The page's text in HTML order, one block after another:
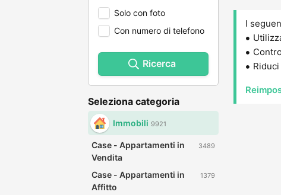
Solo con foto
Con numero di telefono
Ricerca
Seleziona categoria
Immobili 9921
Case - Appartamenti in
Vendita
3489
Case - Appartamenti in
Affitto
1379
I